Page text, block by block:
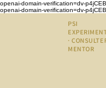
openai-domain-verification=dv-
openai-domain-verification=dv-
PSI
·
MENTOR